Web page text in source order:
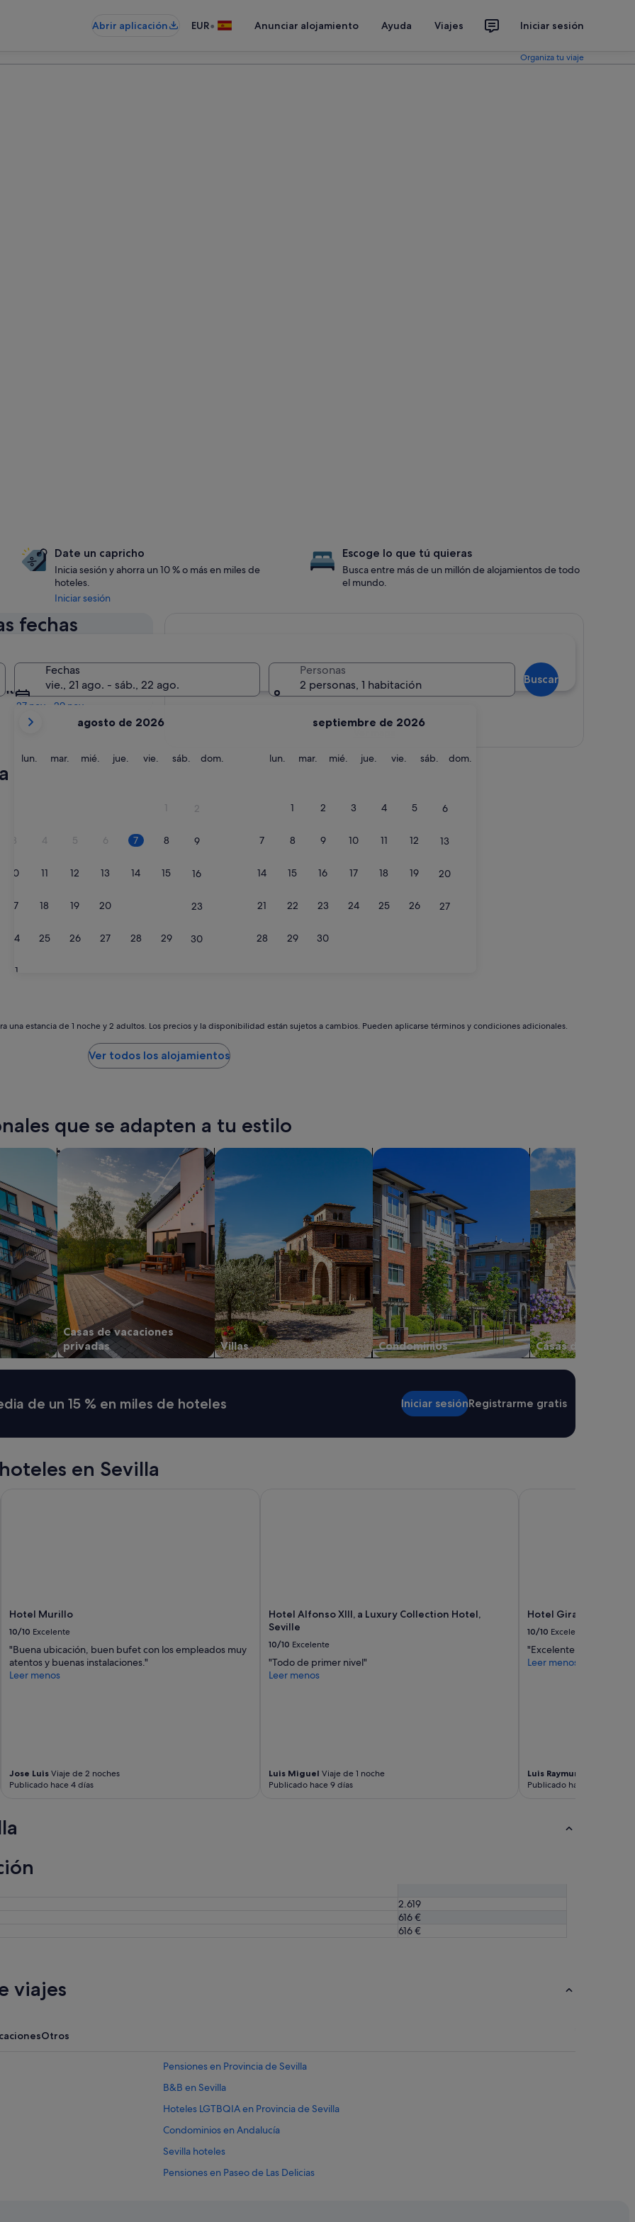
Abrir aplicación EUR• Anunciar alojamiento Ayuda Viajes Iniciar sesión
Organiza tu viaje
Fechas
vie., 21 ago. - sáb., 22 ago.
meses
son
de
agosto de 2026
lun. lunesmar. martes
mié. miércoles
jue. jueves
vie. viernes
sáb. sábado
dom.
1 2
3 4 5 6 7 8 9
10 11 12 13 14 15 16
17 18 19 20 23
24 25 26 27 28 29 30
31
septiembre de 2026
lun. lunesmar. martes
mié. miércoles
jue. jueves
vie. viernes
sáb. sábado
dom.
1 2 3 4 5 6
7 8 9 10 11 12 13
14 15 16 17 18 19 20
21 22 23 24 25 26 27
28 29 30
Personas
2 personas, 1 habitación
Buscar
Date un capricho
Inicia sesión y ahorra un 10 % o más en miles de
hoteles.
Iniciar sesión
Escoge lo que tú quieras
Busca entre más de un millón de alojamientos de todo
el mundo.
fechas
2 oct - 4 oct
de cuatro meses
27 nov - 29 nov
una estancia de 1 noche y 2 adultos. Los precios y la disponibilidad están sujetos a cambios. Pueden aplicarse términos y condiciones adicionales.
Ver todos los alojamientos
que se adapten a tu estilo
Casas de vacaciones
privadas
buscar casas de vacaciones privadas
Villas
Buscar villas
Condominios
Buscar condominios
Casas de campo
Buscar casas de
de un 15 % en miles de hoteles Iniciar sesiónRegistrarme gratis
en Sevilla
Hotel Murillo
10/10 Excelente
"Buena ubicación, buen bufet con los empleados muy
atentos y buenas instalaciones."
Leer menos
Jose Luis Viaje de 2 noches
Publicado hace 4 días
Hotel Alfonso XIII, a Luxury Collection Hotel,
Seville
10/10 Excelente
"Todo de primer nivel"
Leer menos
Luis Miguel Viaje de 1 noche
Publicado hace 9 días
Hotel Giralda Center
10/10 Excelente
"Excelente hotel si
Leer menos
Luis Raymundo
Publicado hace 2 semanas
2.619
616 €
616 €
viajes
Otros
Pensiones en Provincia de Sevilla
B&B en Sevilla
Hoteles LGTBQIA en Provincia de Sevilla
Condominios en Andalucía
Sevilla hoteles
Pensiones en Paseo de Las Delicias